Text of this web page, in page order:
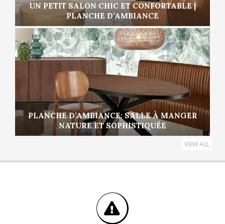
UN PETIT SALON CHIC ET CONFORTABLE |
PLANCHE D’AMBIANCE
PLANCHE D’AMBIANCE: SALLE À MANGER
NATURE ET SOPHISTIQUÉE
VIEW ALL